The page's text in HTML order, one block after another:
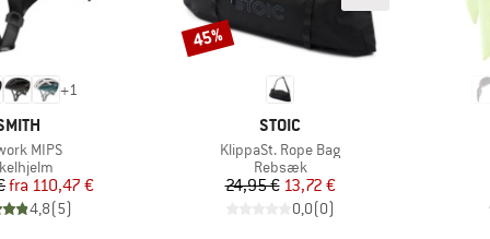
+1
MIPS
Pris
Nedsat pris
fra 110,47 €
4,8(5)
MÆRKE
STOIC
Artikel
KlippaSt. Rope Bag
Produktgruppe
Rebsæk
Pris
24,95 €Nedsat pris
13,72 €
0,0(0)
Rabat
45%